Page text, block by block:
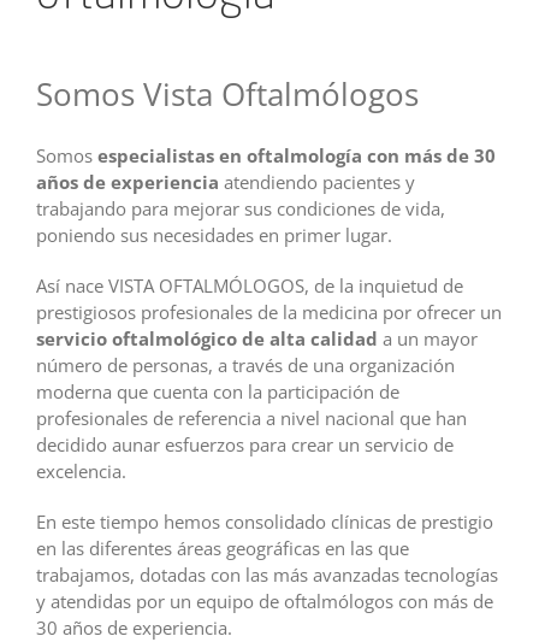
Somos Vista Oftalmólogos
Somos especialistas en oftalmología con más de 30
años de experiencia atendiendo pacientes y
trabajando para mejorar sus condiciones de vida,
poniendo sus necesidades en primer lugar.
Así nace VISTA OFTALMÓLOGOS, de la inquietud de
prestigiosos profesionales de la medicina por ofrecer un
servicio oftalmológico de alta calidad a un mayor
número de personas, a través de una organización
moderna que cuenta con la participación de
profesionales de referencia a nivel nacional que han
decidido aunar esfuerzos para crear un servicio de
excelencia.
En este tiempo hemos consolidado clínicas de prestigio
en las diferentes áreas geográficas en las que
trabajamos, dotadas con las más avanzadas tecnologías
y atendidas por un equipo de oftalmólogos con más de
30 años de experiencia.